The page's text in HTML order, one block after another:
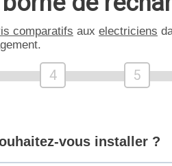
comparatifs aux electriciens
4 5
vous installer ?